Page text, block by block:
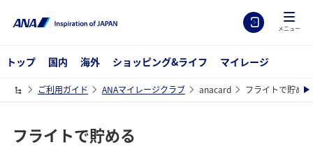
メニュー
トップ 国内 海外 ショッピング&ライフ マイレージ
ご利用ガイド ANAマイレージクラブ anacard フライトで貯める
フライトで貯める